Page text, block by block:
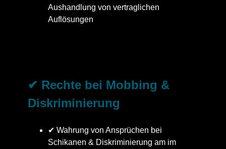
Aushandlung von vertraglichen
Auflösungen
✔ Rechte bei Mobbing &
Diskriminierung
✔ Wahrung von Ansprüchen bei
Schikanen & Diskriminierung am im